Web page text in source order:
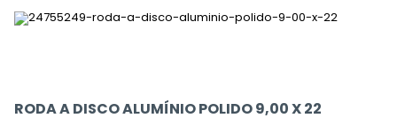
RODA A DISCO ALUMÍNIO POLIDO 9,00 X 22